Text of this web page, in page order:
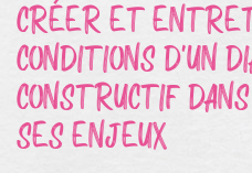
CRÉER ET
CONDITIONS D’UN
CONSTRUCTIF
SES ENJEUX